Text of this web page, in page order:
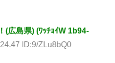
(広島県) (ﾜｯﾁｮｲW 1b94-
ID:9/ZLu8bQ0